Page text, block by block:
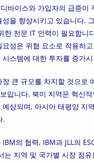
바이스와 가입자의 급증
을 향상시키고 있습니다.
한 전문 IT 인력이 필요합
성은 위협 요소로 작용하
스템에 대한 투자를 증가
큰 규모를 차지할 것으로
입니다. 북미 지역은 혁신
상되며, 아시아 태평양 지
.
의 협력, IBM과 JLL의
는 지역 및 국가별 시장 점